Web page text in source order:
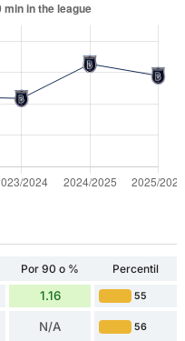
Por 90 o %
Percentil
1.16 55
N/A 56